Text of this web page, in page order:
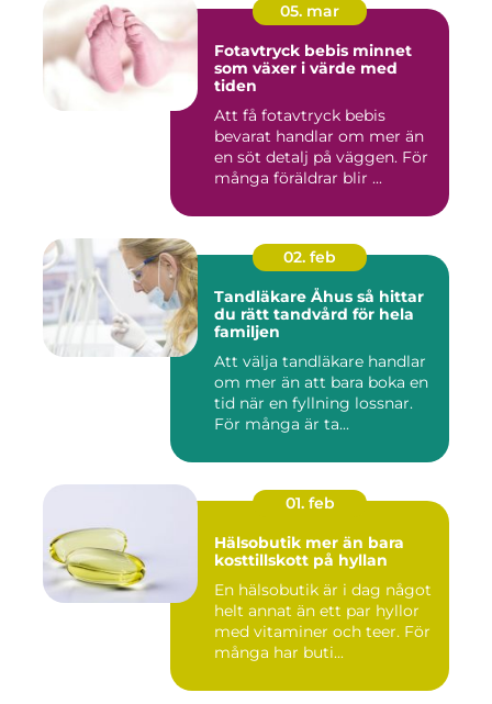
05. mar
Fotavtryck bebis minnet
som växer i värde med
tiden
Att få fotavtryck bebis
bevarat handlar om mer än
en söt detalj på väggen. För
många föräldrar blir ...
02. feb
Tandläkare Åhus så hittar
du rätt tandvård för hela
familjen
Att välja tandläkare handlar
om mer än att bara boka en
tid när en fyllning lossnar.
För många är ta...
01. feb
Hälsobutik mer än bara
kosttillskott på hyllan
En hälsobutik är i dag något
helt annat än ett par hyllor
med vitaminer och teer. För
många har buti...